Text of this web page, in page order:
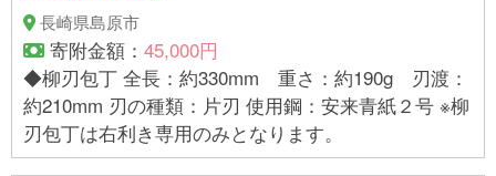
長崎県島原市
寄附金額： 45,000円
◆柳刃包丁 全長：約330mm 重さ：約190g 刃渡：
約210mm 刃の種類：片刃 使用鋼：安来青紙２号 ※柳
刃包丁は右利き専用のみとなります。